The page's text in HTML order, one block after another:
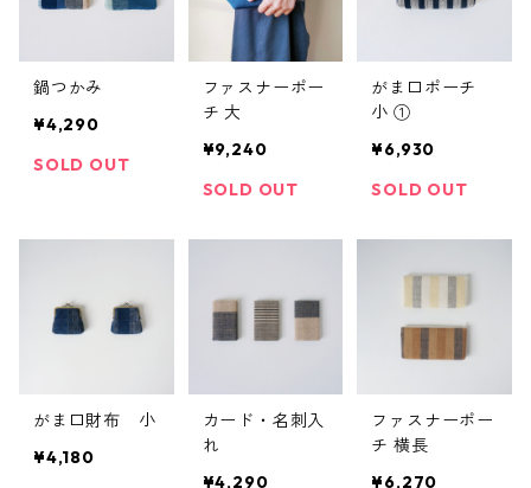
鍋つかみ
¥4,290
SOLD OUT
ファスナーポー
チ 大
¥9,240
SOLD OUT
がま口ポーチ
小 ①
¥6,930
SOLD OUT
がま口財布 小
¥4,180
カード・名刺入
れ
¥4,290
ファスナーポー
チ 横長
¥6,270